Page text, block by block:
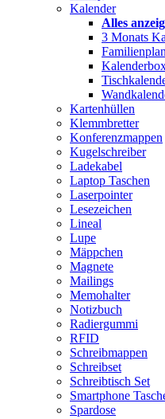
Kalender
Alles
3 Monats
Kartenhüllen
Klemmbretter
Konferenzmappen
Kugelschreiber
Ladekabel
Laptop Taschen
Laserpointer
Lesezeichen
Lineal
Lupe
Mäppchen
Magnete
Mailings
Memohalter
Notizbuch
Radiergummi
RFID
Schreibmappen
Schreibset
Schreibtisch Set
Smartphone
Spardose